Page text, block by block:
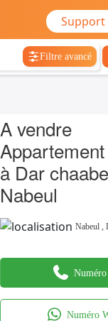
Support
Filtre avancé
A vendre
à Dar
Nabeul
Nabeul ,
Numéro
Numéro